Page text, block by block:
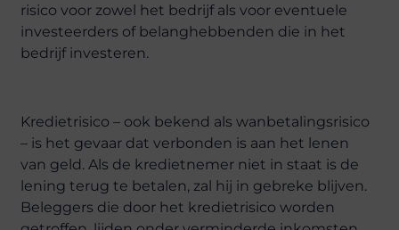
risico voor zowel het bedrijf als voor eventuele
investeerders of belanghebbenden die in het
bedrijf investeren.
Kredietrisico – ook bekend als wanbetalingsrisico
– is het gevaar dat verbonden is aan het lenen
van geld. Als de kredietnemer niet in staat is de
lening terug te betalen, zal hij in gebreke blijven.
Beleggers die door het kredietrisico worden